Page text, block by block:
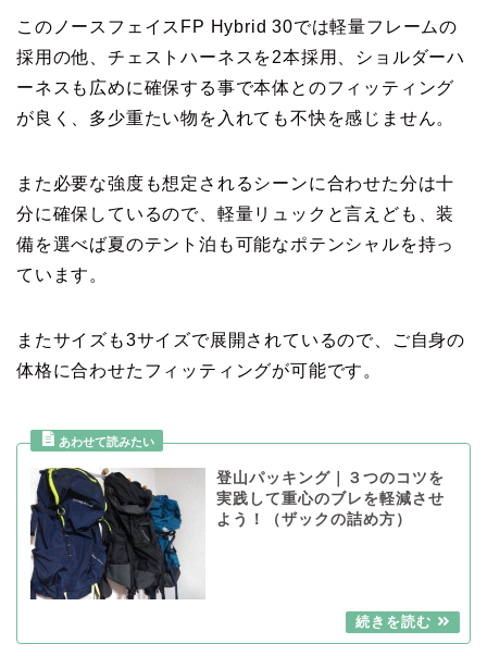
このノースフェイスFP Hybrid 30では軽量フレームの
採用の他、チェストハーネスを2本採用、ショルダーハ
ーネスも広めに確保する事で本体とのフィッティング
が良く、多少重たい物を入れても不快を感じません。
また必要な強度も想定されるシーンに合わせた分は十
分に確保しているので、軽量リュックと言えども、装
備を選べば夏のテント泊も可能なポテンシャルを持っ
ています。
またサイズも3サイズで展開されているので、ご自身の
体格に合わせたフィッティングが可能です。
登山パッキング｜３つのコツを
実践して重心のブレを軽減させ
よう！（ザックの詰め方）